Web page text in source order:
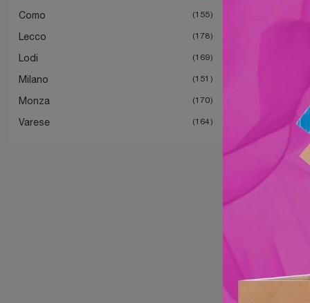
Como 155
Lecco 178
Lodi 169
Milano 151
Monza 170
Varese 164